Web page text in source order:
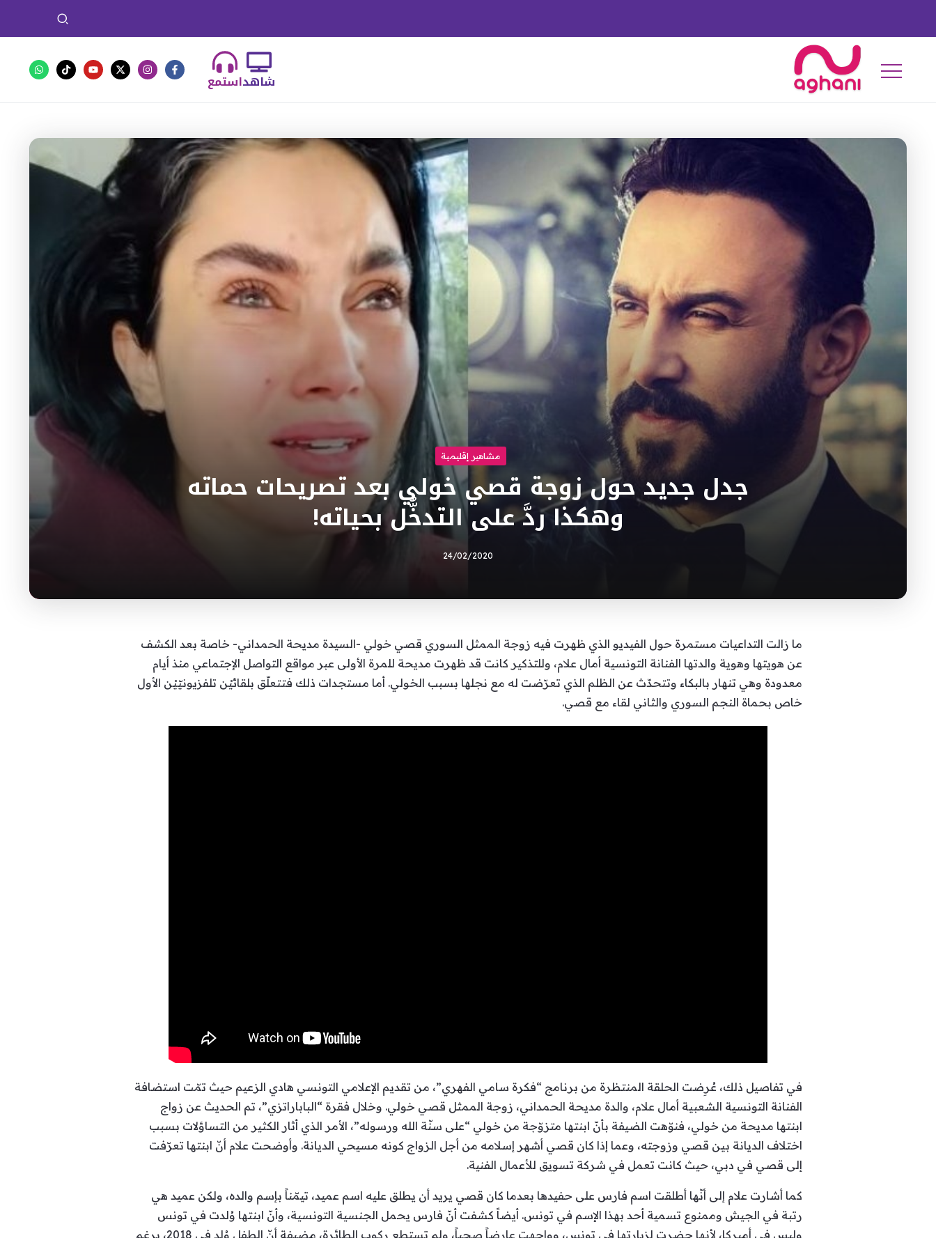
استمعشاهد
مشاهير إقليمية
جدل جديد حول زوجة قصي خولي بعد تصريحات حماته
وهكذا ردَّ على التدخُّل بحياته!
24/02/2020
ما زالت التداعيات مستمرة حول الفيديو الذي ظهرت فيه زوجة الممثل السوري قصي خولي -السيدة مديحة الحمداني- خاصة بعد الكشف
عن هويتها وهوية والدتها الفنانة التونسية أمال علام، وللتذكير كانت قد ظهرت مديحة للمرة الأولى عبر مواقع التواصل الإجتماعي منذ أيام
معدودة وهي تنهار بالبكاء وتتحدّث عن الظلم الذي تعرّضت له مع نجلها بسبب الخولي. أما مستجدات ذلك فتتعلّق بلقائيْن تلفزيونيّيْن الأول
خاص بحماة النجم السوري والثاني لقاء مع قصي.
في تفاصيل ذلك، عُرِضت الحلقة المنتظرة من برنامج “فكرة سامي الفهري”، من تقديم الإعلامي التونسي هادي الزعيم حيث تمّت استضافة
الفنانة التونسية الشعبية أمال علام، والدة مديحة الحمداني، زوجة الممثل قصي خولي. وخلال فقرة “الباباراتزي”، تم الحديث عن زواج
ابنتها مديحة من خولي، فنوّهت الضيفة بأنّ ابنتها متزوّجة من خولي “على سنّة الله ورسوله”، الأمر الذي أثار الكثير من التساؤلات بسبب
اختلاف الديانة بين قصي وزوجته، وعما إذا كان قصي أشهر إسلامه من أجل الزواج كونه مسيحي الديانة. وأوضحت علام أنّ ابنتها تعرّفت
إلى قصي في دبي، حيث كانت تعمل في شركة تسويق للأعمال الفنية.
كما أشارت علام إلى أنّها أطلقت اسم فارس على حفيدها بعدما كان قصي يريد أن يطلق عليه اسم عميد، تيمّناً بإسم والده، ولكن عميد هي
رتبة في الجيش وممنوع تسمية أحد بهذا الإسم في تونس. أيضاً كشفت أنّ فارس يحمل الجنسية التونسية، وأنّ ابنتها وُلدت في تونس
وليس في أميركا، لأنها حضرت لزيارتها في تونس، وواجهت عارضاً صحياً، ولم تستطع ركوب الطائرة، مضيفة أنّ الطفل وُلد في 2018، برغم